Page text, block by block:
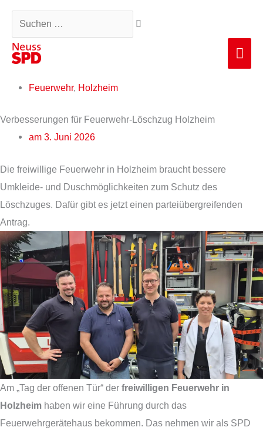
Zum
Inhalt
springen
Suchen …
Feuerwehr, Holzheim
Verbesserungen für Feuerwehr-Löschzug Holzheim
am 3. Juni 2026
Die freiwillige Feuerwehr in Holzheim braucht bessere
Umkleide- und Duschmöglichkeiten zum Schutz des
Löschzuges. Dafür gibt es jetzt einen parteiübergreifenden
Antrag.
Am „Tag der offenen Tür“ der freiwilligen Feuerwehr in
Holzheim haben wir eine Führung durch das
Feuerwehrgerätehaus bekommen. Das nehmen wir als SPD